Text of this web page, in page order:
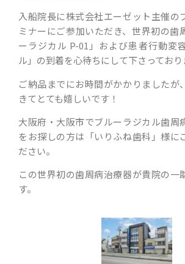
入船院長に株式会社エーゼット主催の
ミナーにご参加いただき、世界初の歯
ーラジカル P-01」および患者行動変
ル」の到着を心待ちにして下さっており
ご納品までにお時間がかかりましたが
きてとても嬉しいです！
大阪府・大阪市でブルーラジカル歯周
をお探しの方は「いりふね歯科」様に
ださい。
この世界初の歯周病治療器が貴院の一
す。